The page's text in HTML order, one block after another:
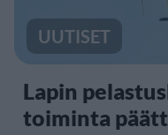
UUTISET
Lapin
toiminta